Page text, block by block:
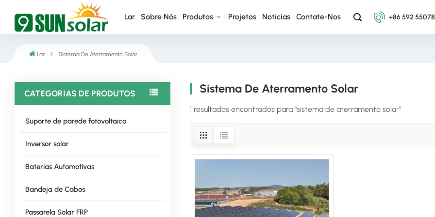
Lar Sobre Nós Produtos Projetos Notícias Contate-Nos +86 592
Lar Sistema De Aterramento Solar
CATEGORIAS DE PRODUTOS
Suporte de parede fotovoltaico
Inversor solar
Baterias Automotivas
Bandeja de Cabos
Passarela Solar FRP
Sistema De Aterramento Solar
1 resultados encontrados para "sistema de aterramento solar"